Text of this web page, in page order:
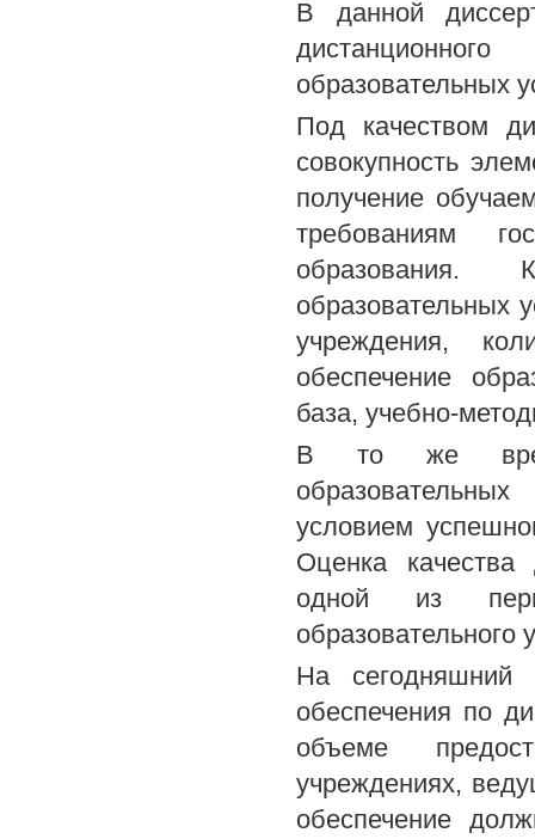
В данной
образовательных
Под качеством
совокупность
получение
требованиям
образования.
образовательных
учреждения,
обеспечение
база, учебно-
В то же
условием
Оценка качества
одной из
образовательного
На сегодняшний
обеспечения по
объеме
учреждениях,
обеспечение